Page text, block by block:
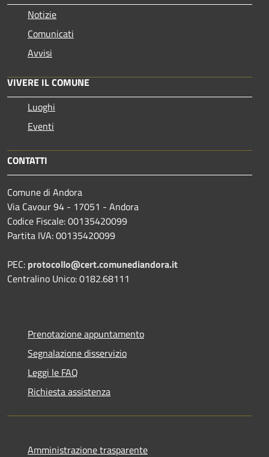
Notizie
Comunicati
Avvisi
VIVERE IL COMUNE
Luoghi
Eventi
CONTATTI
Comune di Andora
Via Cavour 94 - 17051 - Andora
Codice Fiscale: 00135420099
Partita IVA: 00135420099
PEC: protocollo@cert.comunediandora.it
Centralino Unico: 0182.68111
Prenotazione appuntamento
Segnalazione disservizio
Leggi le FAQ
Richiesta assistenza
Amministrazione trasparente